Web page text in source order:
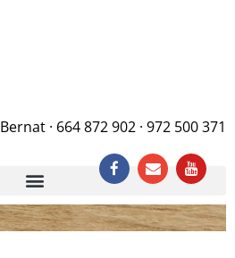
Bernat · 664 872 902 · 972 500 371